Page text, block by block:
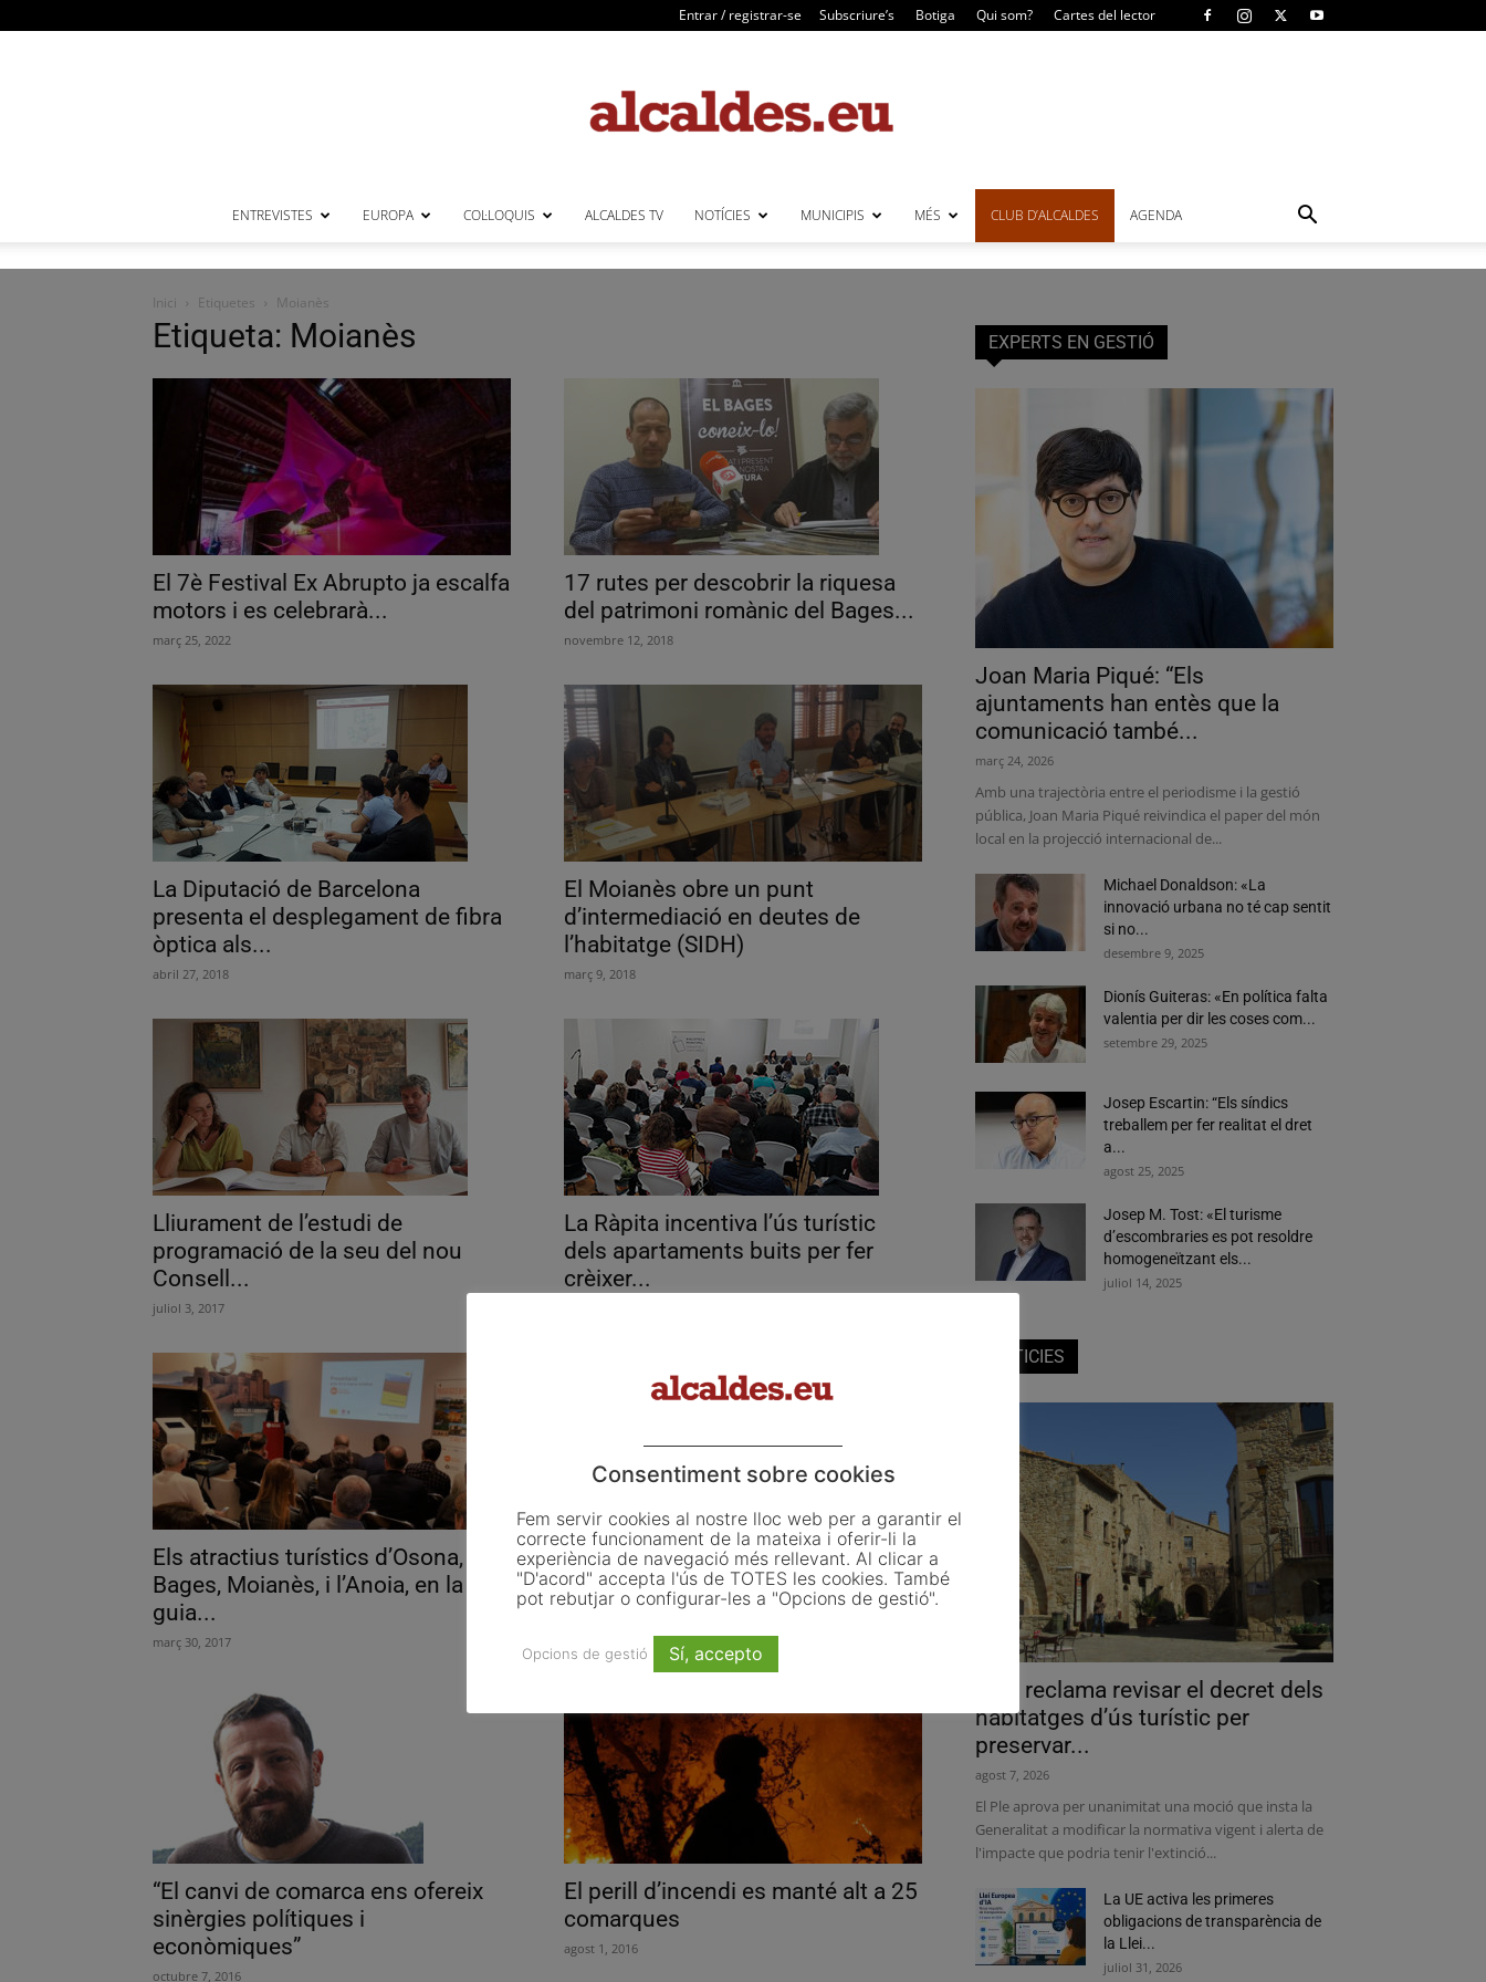
Entrar / registrar-se Subscriure’s Botiga Qui som? Cartes del lector
ENTREVISTES EUROPA COL·LOQUIS ALCALDES TV NOTÍCIES MUNICIPIS MÉS CLUB D’ALCALDES AGENDA
Inici Etiquetes Moianès
Etiqueta: Moianès
El 7è Festival Ex Abrupto ja escalfa
motors i es celebrarà...
març 25, 2022
17 rutes per descobrir la riquesa
del patrimoni romànic del Bages...
novembre 12, 2018
La Diputació de Barcelona
presenta el desplegament de fibra
òptica als...
abril 27, 2018
El Moianès obre un punt
d’intermediació en deutes de
l’habitatge (SIDH)
març 9, 2018
Lliurament de l’estudi de
programació de la seu del nou
Consell...
juliol 3, 2017
La Ràpita incentiva l’ús turístic
dels apartaments buits per fer
crèixer...
Els atractius turístics d’Osona,
Bages, Moianès, i l’Anoia, en la
guia...
març 30, 2017
El Consell Comarcal del Moianès
comença a adquirir competències
amb un...
“El canvi de comarca ens ofereix
sinèrgies polítiques i
econòmiques”
octubre 7, 2016
El perill d’incendi es manté alt a 25
comarques
agost 1, 2016
EXPERTS EN GESTIÓ
Joan Maria Piqué: “Els
ajuntaments han entès que la
comunicació també...
març 24, 2026
Amb una trajectòria entre el periodisme i la gestió
pública, Joan Maria Piqué reivindica el paper del món
local en la projecció internacional de...
Michael Donaldson: «La
innovació urbana no té cap sentit
si no...
desembre 9, 2025
Dionís Guiteras: «En política falta
valentia per dir les coses com...
setembre 29, 2025
Josep Escartin: “Els síndics
treballem per fer realitat el dret
a...
agost 25, 2025
Josep M. Tost: «El turisme
d’escombraries es pot resoldre
homogeneïtzant els...
juliol 14, 2025
NOTICIES
Pals reclama revisar el decret dels
habitatges d’ús turístic per
preservar...
agost 7, 2026
El Ple aprova per unanimitat una moció que insta la
Generalitat a modificar la normativa vigent i alerta de
l'impacte que podria tenir l'extinció...
La UE activa les primeres
obligacions de transparència de
la Llei...
juliol 31, 2026
Consentiment sobre cookies
Fem servir cookies al nostre lloc web per a garantir el
correcte funcionament de la mateixa i oferir-li la
experiència de navegació més rellevant. Al clicar a
"D'acord" accepta l'ús de TOTES les cookies. També
pot rebutjar o configurar-les a "Opcions de gestió".
Opcions de gestió Sí, accepto